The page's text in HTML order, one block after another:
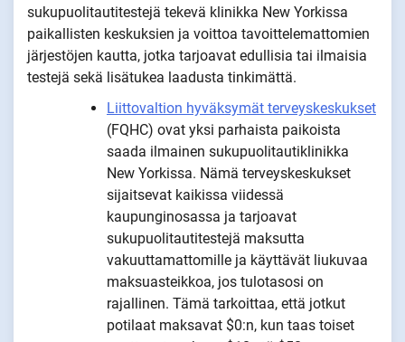
sukupuolitautitestejä tekevä klinikka New Yorkissa
paikallisten keskuksien ja voittoa tavoittelemattomien
järjestöjen kautta, jotka tarjoavat edullisia tai ilmaisia
testejä sekä lisätukea laadusta tinkimättä.
Liittovaltion hyväksymät terveyskeskukset
(FQHC) ovat yksi parhaista paikoista
saada ilmainen sukupuolitautiklinikka
New Yorkissa. Nämä terveyskeskukset
sijaitsevat kaikissa viidessä
kaupunginosassa ja tarjoavat
sukupuolitautitestejä maksutta
vakuuttamattomille ja käyttävät liukuvaa
maksuasteikkoa, jos tulotasosi on
rajallinen. Tämä tarkoittaa, että jotkut
potilaat maksavat $0:n, kun taas toiset